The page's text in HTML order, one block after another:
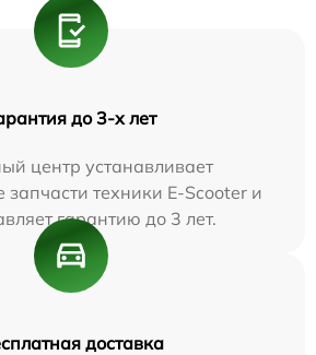
до 3-х лет
центр устанавливает
техники E-Scooter и
гарантию до 3 лет.
доставка